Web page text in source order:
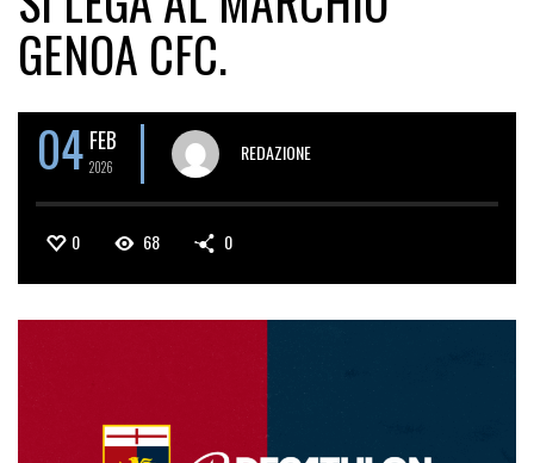
GENOA CFC.
04 FEB
2026
REDAZIONE
0 68 0